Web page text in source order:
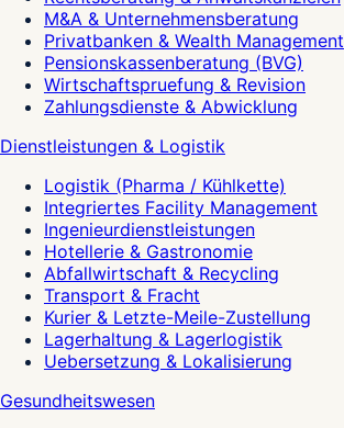
M&A & Unternehmensberatung
Privatbanken & Wealth Management
Pensionskassenberatung (BVG)
Wirtschaftspruefung & Revision
Zahlungsdienste & Abwicklung
Dienstleistungen & Logistik
Logistik (Pharma / Kühlkette)
Integriertes Facility Management
Ingenieurdienstleistungen
Hotellerie & Gastronomie
Abfallwirtschaft & Recycling
Transport & Fracht
Kurier & Letzte-Meile-Zustellung
Lagerhaltung & Lagerlogistik
Uebersetzung & Lokalisierung
Gesundheitswesen